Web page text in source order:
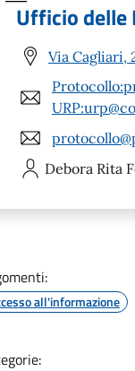
Ufficio delle
Via Cagliari,
Debora Rita
all'informazione